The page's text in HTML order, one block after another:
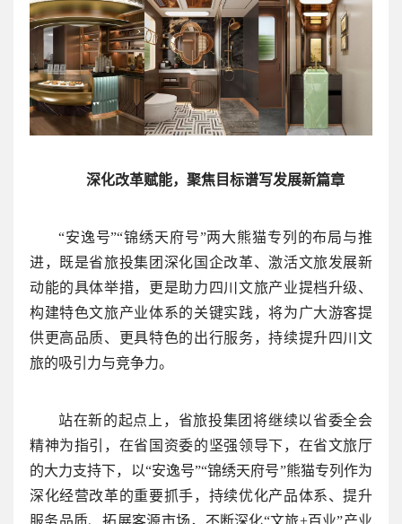
深化改革赋能， 聚焦目标谱写发展新篇章
“安逸号”“锦绣天府号”两大熊猫专列的布局与推
进，既是省旅投集团深化国企改革、激活文旅发展新
动能的具体举措，更是助力四川文旅产业提档升级、
构建特色文旅产业体系的关键实践，将为广大游客提
供更高品质、更具特色的出行服务，持续提升四川文
旅的吸引力与竞争力。
站在新的起点上，省旅投集团将继续以省委全会
精神为指引，在省国资委的坚强领导下，在省文旅厅
的大力支持下，以“安逸号”“锦绣天府号”熊猫专列作为
深化经营改革的重要抓手，持续优化产品体系、提升